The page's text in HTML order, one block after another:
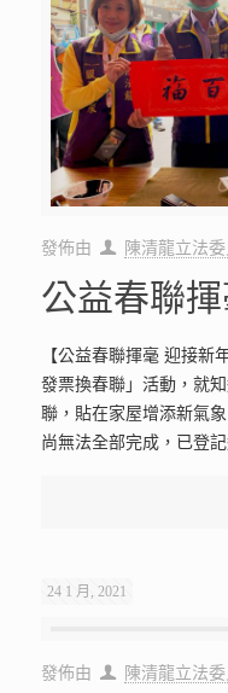
發佈由 陳清龍立法
公益春聯
【公益春聯揮毫 迎接新
發票換春聯」活動，就
聯，貼在家屋增添新氣
尚無法全部完成，已登
24 1 月, 2021
發佈由 陳清龍立法